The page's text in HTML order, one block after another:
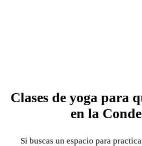
Clases de yoga para
en la
Si buscas un espacio para